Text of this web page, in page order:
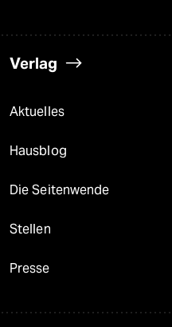
Verlag
Aktuelles
Hausblog
Die Seitenwende
Stellen
Presse